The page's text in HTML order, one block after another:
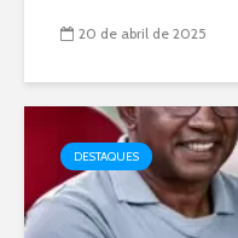
20 de abril de 2025
DESTAQUES